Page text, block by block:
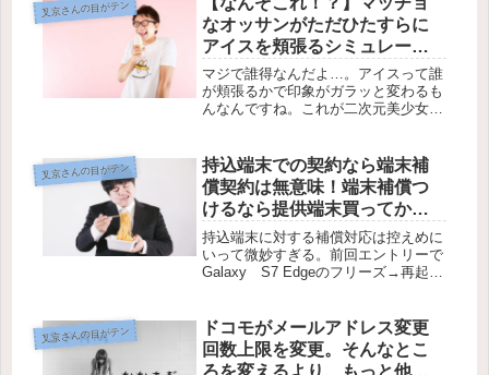
で好きなのに諦めていくことが多いな
か...
叉京さんの目がテン
なオッサンがただひたすらに
アイスを頬張るシミュレータ
ゲーム『Succulent』
【Windows/Mac】
マジで誰得なんだよ…。アイスって誰
が頬張るかで印象がガラッと変わるも
んなんですね。これが二次元美少女だ
なぜこのハードボイルドな見た目のオ
ッサンがチョイスされたのかますます
わ...
叉京さんの目がテン
持込端末での契約なら端末補
償契約は無意味！端末補償つ
けるなら提供端末買ってから
OK【格安SIM契約の注意点】
持込端末に対する補償対応は控えめに
いって微妙すぎる。前回エントリーで
Galaxy S7 Edgeのフリーズ→再起動
うなると個人として残された選択肢は
端末補償を利用するか、は...
叉京さんの目がテン
ドコモがメールアドレス変更
回数上限を変更。そんなとこ